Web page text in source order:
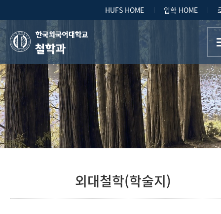
HUFS HOME 입학 HOME
철학과
외대철학(학술지)